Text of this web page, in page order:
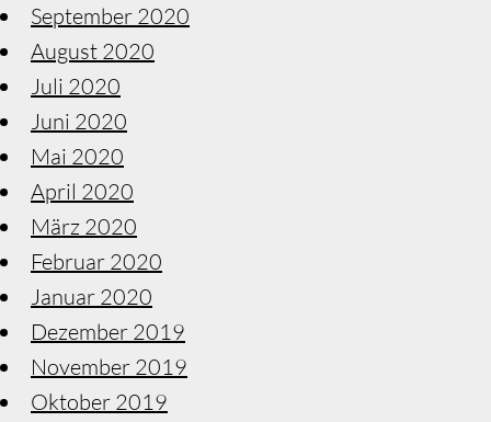
September 2020
August 2020
Juli 2020
Juni 2020
Mai 2020
April 2020
März 2020
Februar 2020
Januar 2020
Dezember 2019
November 2019
Oktober 2019